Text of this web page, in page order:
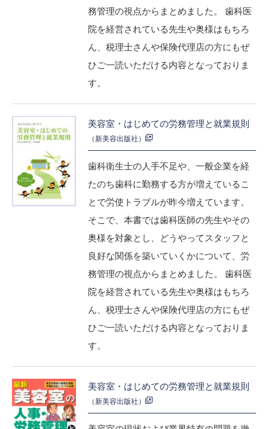
務管理の視点からまとめました。 歯科医
院を経営されている先生や奥様はもちろ
ん、税理士さんや保険代理店の方にもぜ
ひご一読いただける内容となっておりま
す。
美容室・はじめての労務管理と就業規則
（新美容出版社）
歯科衛生士の人手不足や、一般企業を経
たのち歯科に勤務する方が増えているこ
とで労使トラブルが昨今増えています。
そこで、本書では歯科医師の先生やその
奥様を対象とし、どうやってスタッフと
良好な関係を築いていくかについて、労
務管理の視点からまとめました。 歯科医
院を経営されている先生や奥様はもちろ
ん、税理士さんや保険代理店の方にもぜ
ひご一読いただける内容となっておりま
す。
美容室・はじめての労務管理と就業規則
（新美容出版社）